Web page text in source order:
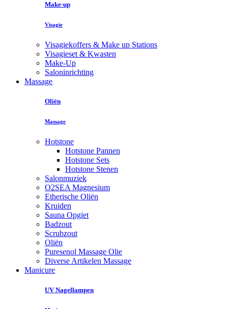
Make-up
Visagie
Visagiekoffers & Make up Stations
Visagieset & Kwasten
Make-Up
Saloninrichting
Massage
Oliën
Massage
Hotstone
Hotstone Pannen
Hotstone Sets
Hotstone Stenen
Salonmuziek
O2SEA Magnesium
Etherische Oliën
Kruiden
Sauna Opgiet
Badzout
Scrubzout
Oliën
Puresenol Massage Olie
Diverse Artikelen Massage
Manicure
UV Nagellampen